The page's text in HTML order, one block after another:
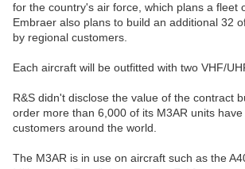
for the country's air force, which plans a fleet
Embraer also plans to build an additional 32
by regional customers.
Each aircraft will be outfitted with two VHF/
R&S didn't disclose the value of the contract
order more than 6,000 of its M3AR units
customers around the world.
The M3AR is in use on aircraft such as the